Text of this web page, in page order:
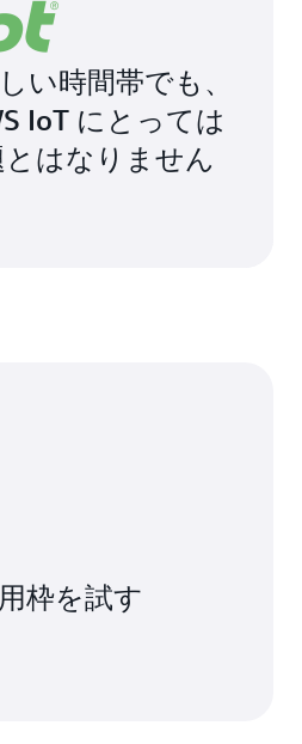
い時間帯でも、
IoT にとっては
はなりません
枠を試す